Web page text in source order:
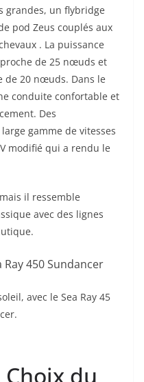
grandes, un flybridge
pod Zeus couplés aux
. La puissance
de 25 nœuds et
de 20 nœuds. Dans le
conduite confortable et
Des
gamme de vitesses
modifié qui a rendu le
il ressemble
avec des lignes
avec le Sea Ray 45
Choix du